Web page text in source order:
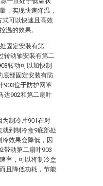
，实现快速降温，
式可以快速且高效
温的效果。
固定安装有第二
转动轴安装有第二
转动可以加快制
底部固定安装有防
903位于防护网罩
达902和第二扇叶
为制冷片901在对
到制冷盒9底部处
效果会降低，因
带动第二扇叶903
率，可以将制冷盒
且降低功耗，节能